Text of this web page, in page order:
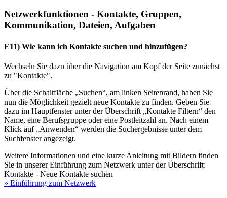
Netzwerkfunktionen - Kontakte, Gruppen,
Kommunikation, Dateien, Aufgaben
E11) Wie kann ich Kontakte suchen und hinzufügen?
Wechseln Sie dazu über die Navigation am Kopf der Seite zunächst
zu "Kontakte".
Über die Schaltfläche „Suchen“, am linken Seitenrand, haben Sie
nun die Möglichkeit gezielt neue Kontakte zu finden. Geben Sie
dazu im Hauptfenster unter der Überschrift „Kontakte Filtern“ den
Name, eine Berufsgruppe oder eine Postleitzahl an. Nach einem
Klick auf „Anwenden“ werden die Suchergebnisse unter dem
Suchfenster angezeigt.
Weitere Informationen und eine kurze Anleitung mit Bildern finden
Sie in unserer Einführung zum Netzwerk unter der Überschrift:
Kontakte - Neue Kontakte suchen
» Einführung zum Netzwerk